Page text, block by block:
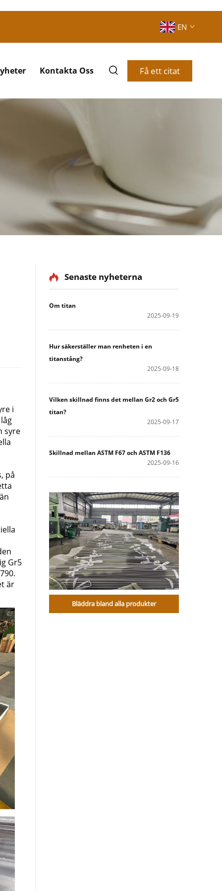
EN
Kontakta Oss Få ett citat
i
syre
på
Gr5
är
Senaste nyheterna
Om titan
2025-09-19
Hur säkerställer man renheten i en
titanstång?
2025-09-18
Vilken skillnad finns det mellan Gr2 och Gr5
titan?
2025-09-17
Skillnad mellan ASTM F67 och ASTM F136
2025-09-16
Bläddra bland alla produkter